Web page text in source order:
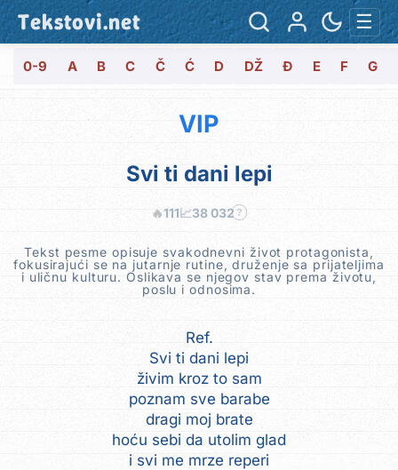
Tekstovi.net ☰
0-9 A B C Č Ć D DŽ Đ E F G
VIP
Svi ti dani lepi
🔥111📈38 032 ?
Tekst pesme opisuje svakodnevni život protagonista,
fokusirajući se na jutarnje rutine, druženje sa prijateljima
i uličnu kulturu. Oslikava se njegov stav prema životu,
poslu i odnosima.
Ref.
Svi ti dani lepi
živim kroz to sam
poznam sve barabe
dragi moj brate
hoću sebi da utolim glad
i svi me mrze reperi